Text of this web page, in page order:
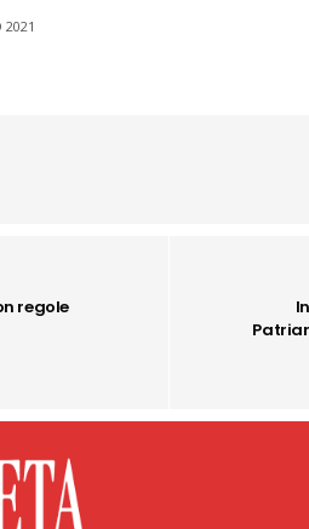
2021
regole